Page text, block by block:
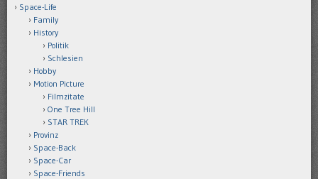
Space-Life
Family
History
Politik
Schlesien
Hobby
Motion Picture
Filmzitate
One Tree Hill
STAR TREK
Provinz
Space-Back
Space-Car
Space-Friends